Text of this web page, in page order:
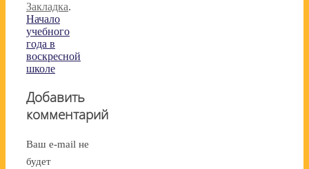
Закладка.
Начало
учебного
года в
воскресной
школе
Добавить
комментарий
Ваш e-mail не
будет